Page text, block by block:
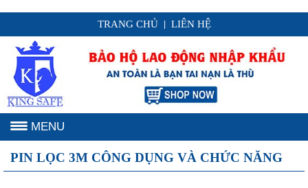
TRANG CHỦ LIÊN HỆ
MENU
PIN LỌC 3M CÔNG DỤNG VÀ CHỨC NĂNG